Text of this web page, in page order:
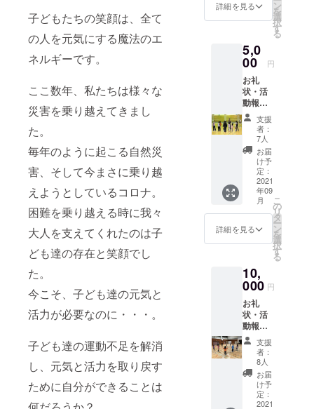
子どもたちの笑顔は、全て
の人を元気にする魔法のエ
ネルギーです。
ここ数年、私たちは様々な
災害を乗り越えてきまし
た。
毎年のように起こる自然災
害、そして今まさに乗り越
えようとしているコロナ。
困難を乗り越える時に我々
大人を支えてくれたのは子
ども達の存在と笑顔でし
た。
今こそ、子ども達の元気と
活力が必要なのに・・・。
子ども達の運動不足を解消
し、元気と活力を取り戻す
ために自分ができることは
のころから
「楽しい運
することで
「運動が好
きになる」
環境を作る
ため、小・
中学生専門
の運動コー
チとして活
カラダが成
長時期にあ
る小・中学
生だからこ
要という理
念から、運
動が苦手な
子は「好
き」に、得
意な子は
「もっと向
上する」、
基礎運動能
詳細を見る ン
を
選
択
す
る
5,0
00 円
お礼
状・活
動報告
書の送
付・二
重とび
ができ
るよう
になる
１０ス
テップ
冊子
支援
者：
7人
お届
け予
定：
2021
年09
月
詳細を見る
こ
の
リ
タ
ー
ン
を
選
択
す
る
10,
000 円
お礼
状・活
動報告
書の送
付・オ
ンライ
ン指導
による
トレー
ニング
支援
者：
8人
お届
け予
定：
2021